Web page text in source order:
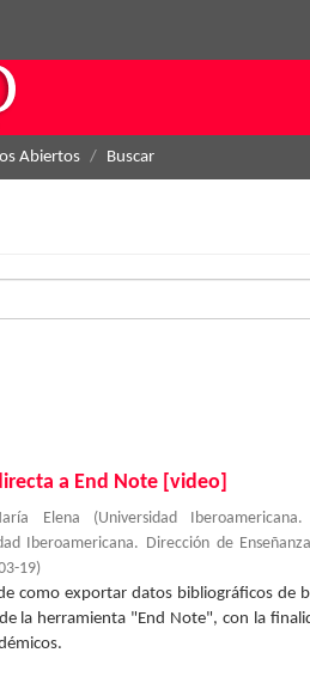
Abiertos Buscar
a End Note [video]
Elena (Universidad
Iberoamericana. Dirección de
19)
como exportar datos bibliográficos de
la herramienta "End Note", con la